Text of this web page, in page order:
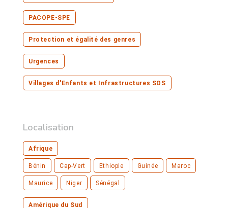
PACOPE-SPE
Protection et égalité des genres
Urgences
Villages d'Enfants et Infrastructures SOS
Localisation
Afrique
Bénin Cap-Vert Ethiopie Guinée Maroc
Maurice Niger Sénégal
Amérique du Sud